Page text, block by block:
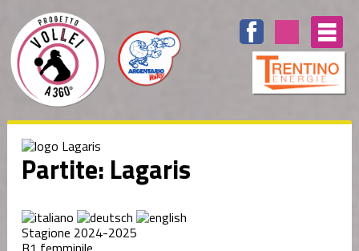
Partite: Lagaris
Stagione 2024-2025